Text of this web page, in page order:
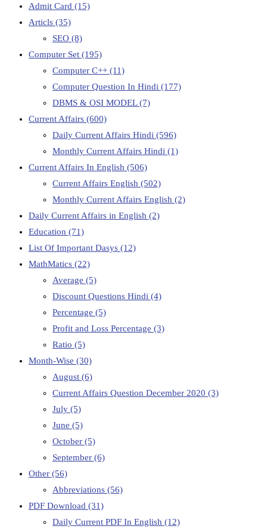
Admit Card (15)
Articls (35)
SEO (8)
Computer Set (195)
Computer C++ (11)
Computer Question In Hindi (177)
DBMS & OSI MODEL(7)
Current Affairs (600)
Daily Current Affairs Hindi (596)
Monthly Current Affairs Hindi (1)
Current Affairs In English (506)
Current Affairs English (502)
Monthly Current Affairs English (2)
Daily Current Affairs in English (2)
Education (71)
List Of Important Dasys (12)
MathMatics (22)
Average (5)
Discount Questions Hindi (4)
Percentage (5)
Profit and Loss Percentage (3)
Ratio (5)
Month-Wise (30)
August (6)
Current Affairs Question December 2020 (3)
July (5)
June (5)
October (5)
September (6)
Other (56)
Abbreviations (56)
PDF Download (31)
Daily Current PDF In English (12)